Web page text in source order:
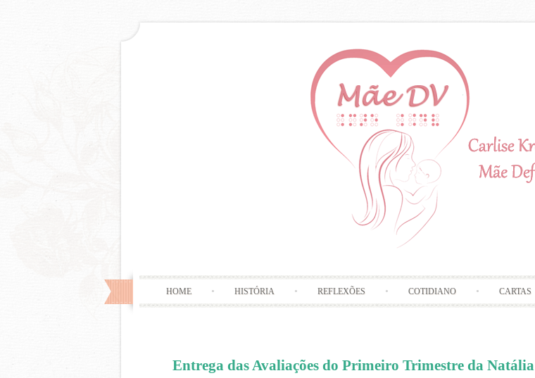
HOME HISTÓRIA REFLEXÕES COTIDIANO CARTAS
Entrega das Avaliações do Primeiro Trimestre da Natália